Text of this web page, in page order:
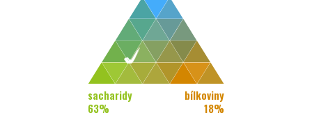
sacharidy
63%
bílkoviny
18%